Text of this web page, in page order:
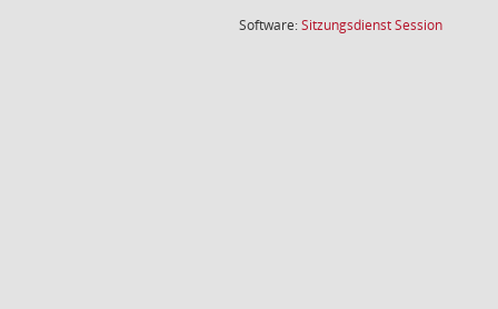
Software:SitzungsdienstSession(Wird in